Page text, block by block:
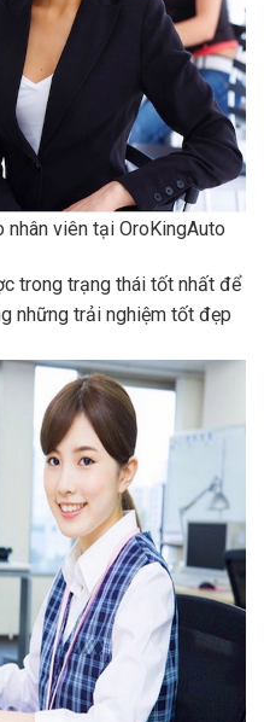
viên tại OroKingAuto
trong trạng thái tốt nhất để
những trải nghiệm tốt đẹp